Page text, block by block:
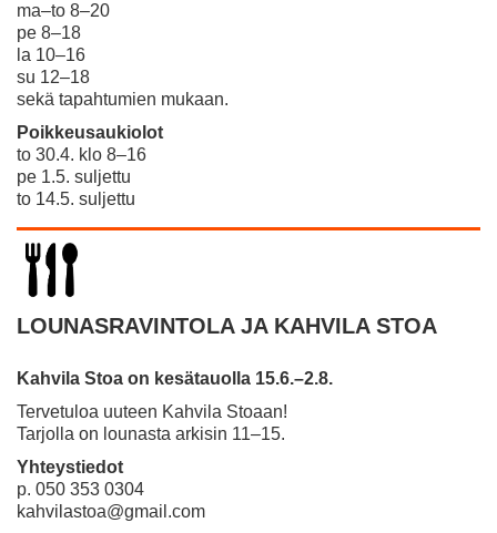
ma–to 8–20
pe 8–18
la 10–16
​​​​​​​su 12–18
​​​​​​​sekä tapahtumien mukaan.
Poikkeusaukiolot
to 30.4. klo 8–16
pe 1.5. suljettu
​​​​​​​to 14.5. suljettu
LOUNASRAVINTOLA JA KAHVILA STOA
Kahvila Stoa on kesätauolla 15.6.–2.8.
Tervetuloa uuteen Kahvila Stoaan!
Tarjolla on lounasta arkisin 11–15.
Yhteystiedot
p. 050 353 0304
kahvilastoa@gmail.com